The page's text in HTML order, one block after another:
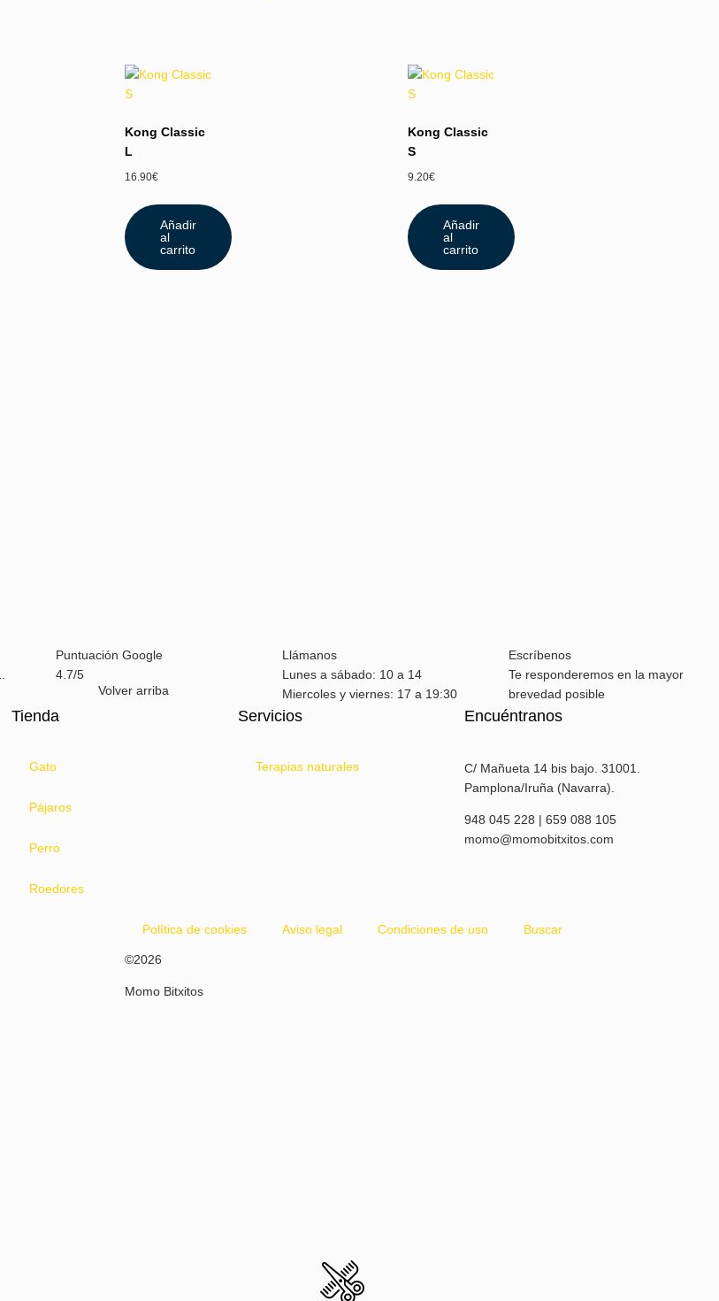
Kong Classic
L
16.90€
Añadir
al
carrito
Kong Classic
S
9.20€
Añadir
al
carrito
Volver arriba
Puntuación Google
4.7/5
Llámanos
Lunes a sábado: 10 a 14
Miercoles y viernes: 17 a 19:30
Escríbenos
Te responderemos en la mayor
brevedad posible
Tienda
Gato
Pájaros
Perro
Roedores
Servicios
Terapias naturales
Encuéntranos
C/ Mañueta 14 bis bajo. 31001.
Pamplona/Iruña (Navarra).
948 045 228 | 659 088 105
momo@momobitxitos.com
Política de cookies Aviso legal Condiciones de uso Buscar
©2026
Momo Bitxitos